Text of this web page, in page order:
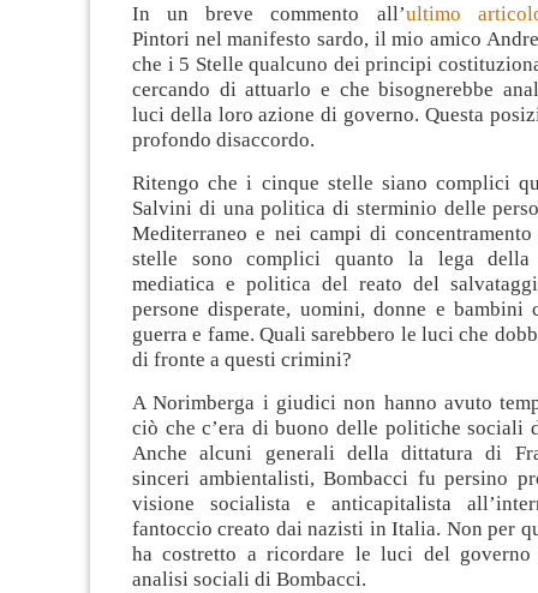
In un breve commento all’ultimo
Pintori nel manifesto sardo, il mio amico
che i 5 Stelle qualcuno dei principi
cercando di attuarlo e che bisognerebbe
luci della loro azione di governo. Questa
profondo disaccordo.
Ritengo che i cinque stelle siano complici
Salvini di una politica di sterminio delle
Mediterraneo e nei campi di
stelle sono complici quanto la lega della
mediatica e politica del reato del
persone disperate, uomini, donne e bambini
guerra e fame. Quali sarebbero le luci che
di fronte a questi crimini?
A Norimberga i giudici non hanno avuto
ciò che c’era di buono delle politiche sociali
Anche alcuni generali della dittatura di
sinceri ambientalisti, Bombacci fu persino
visione socialista e anticapitalista
fantoccio creato dai nazisti in Italia. Non per
ha costretto a ricordare le luci del
analisi sociali di Bombacci.